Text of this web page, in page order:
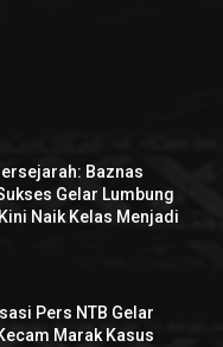
Baznas
Gelar Lumbung
Naik Kelas Menjadi
Pers NTB Gelar
Marak Kasus